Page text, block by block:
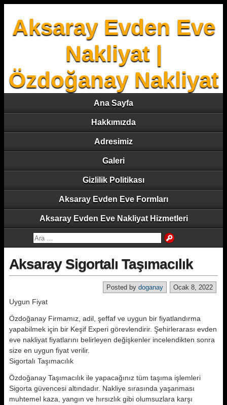
Aksaray Evden Eve
Nakliyat |
Özdoğanay Nakliyat
Ana Sayfa
Hakkımızda
Adresimiz
Galeri
Gizlilik Politikası
Aksaray Evden Eve Formları
Aksaray Evden Eve Nakliyat Hizmetleri
Aksaray Sigortalı Taşımacılık
Ocak 8, 2022
Posted by doganay
Uygun Fiyat
Özdoğanay Firmamız, adil, şeffaf ve uygun bir fiyatlandırma
yapabilmek için bir Keşif Experi görevlendirir. Şehirlerarası evden
eve nakliyat fiyatlarını belirleyen değişkenler incelendikten sonra
size en uygun fiyat verilir.
Sigortalı Taşımacılık
Özdoğanay Taşımacılık ile yapacağınız tüm taşıma işlemleri
Sigorta güvencesi altındadır. Nakliye sırasında yaşanması
muhtemel kaza, yangın ve hırsızlık gibi olumsuzlara karşı